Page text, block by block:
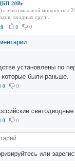
20Вт
максимальной мощностью
входных груп...
0 0
установлены по
которые были раньше.
0 0
0 0
или